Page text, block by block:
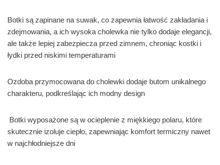
Botki są zapinane na suwak, co zapewnia łatwość zakładania i
zdejmowania, a ich wysoka cholewka nie tylko dodaje elegancji,
ale także lepiej zabezpiecza przed zimnem, chroniąc kostki i
łydki przed niskimi temperaturami
Ozdoba przymocowana do cholewki dodaje butom unikalnego
charakteru, podkreślając ich modny design
Botki wyposażone są w ocieplenie z miękkiego polaru, które
skutecznie izoluje ciepło, zapewniając komfort termiczny nawet
w najchłodniejsze dni